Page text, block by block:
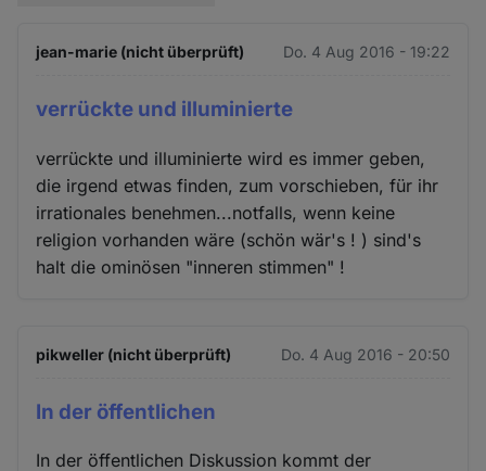
jean-marie (nicht überprüft) Do. 4 Aug 2016 - 19:22
verrückte und illuminierte
verrückte und illuminierte wird es immer geben,
die irgend etwas finden, zum vorschieben, für ihr
irrationales benehmen...notfalls, wenn keine
religion vorhanden wäre (schön wär's ! ) sind's
halt die ominösen "inneren stimmen" !
pikweller (nicht überprüft) Do. 4 Aug 2016 - 20:50
In der öffentlichen
In der öffentlichen Diskussion kommt der